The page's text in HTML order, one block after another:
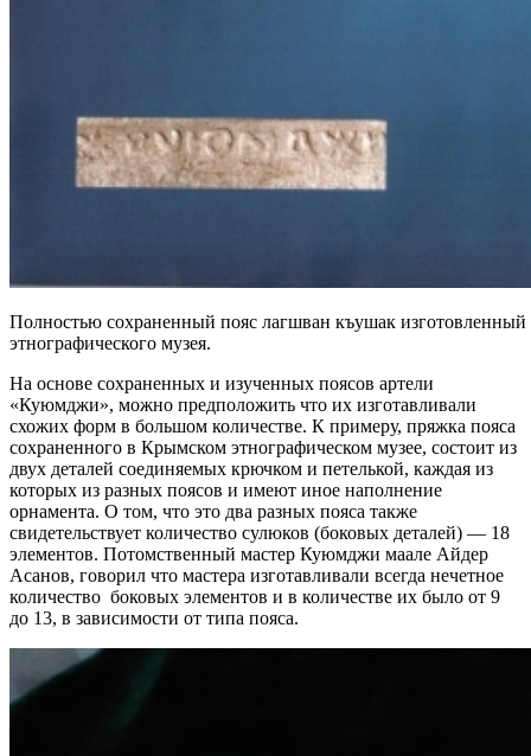
Полностью сохраненный пояс лагшван къушак
этнографического музея.
На основе сохраненных и изученных поясов артели
«Куюмджи», можно предположить что их изготавливали
схожих форм в большом количестве. К примеру, пряжка пояса
сохраненного в Крымском этнографическом музее, состоит из
двух деталей соединяемых крючком и петелькой, каждая из
которых из разных поясов и имеют иное наполнение
орнамента. О том, что это два разных пояса также
свидетельствует количество сулюков (боковых деталей) — 18
элементов. Потомственный мастер Куюмджи маале Айдер
Асанов, говорил что мастера изготавливали всегда нечетное
количество боковых элементов и в количестве их было от 9
до 13, в зависимости от типа пояса.